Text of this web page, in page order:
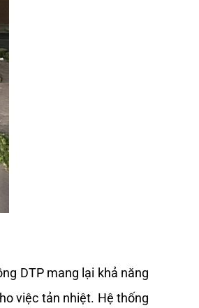
DTP mang lại khả năng
việc tản nhiệt. Hệ thống